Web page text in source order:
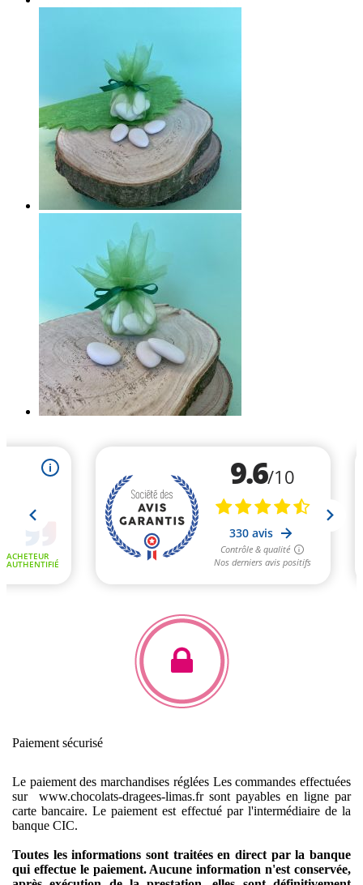
Paiement sécurisé
Le paiement des marchandises réglées Les commandes effectuées
sur www.chocolats-dragees-limas.fr sont payables en ligne par
carte bancaire. Le paiement est effectué par l'intermédiaire de la
banque CIC.
Toutes les informations sont traitées en direct par la banque
qui effectue le paiement. Aucune information n'est conservée,